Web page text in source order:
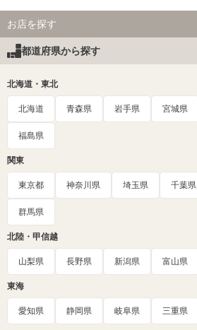
お店を探す
都道府県から探す
北海道・東北
北海道 青森県 岩手県 宮城県
福島県
関東
東京都 神奈川県 埼玉県 千葉県
群馬県
北陸・甲信越
山梨県 長野県 新潟県 富山県
東海
愛知県 静岡県 岐阜県 三重県